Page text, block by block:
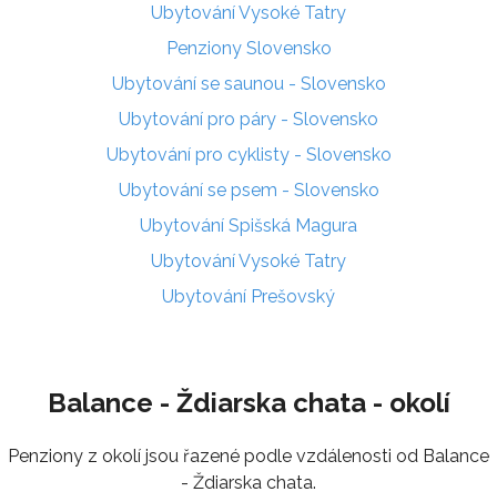
Ubytování Vysoké Tatry
Penziony Slovensko
Ubytování se saunou - Slovensko
Ubytování pro páry - Slovensko
Ubytování pro cyklisty - Slovensko
Ubytování se psem - Slovensko
Ubytování Spišská Magura
Ubytování Vysoké Tatry
Ubytování Prešovský
Balance - Ždiarska chata - okolí
Penziony z okolí jsou řazené podle vzdálenosti od Balance
- Ždiarska chata.